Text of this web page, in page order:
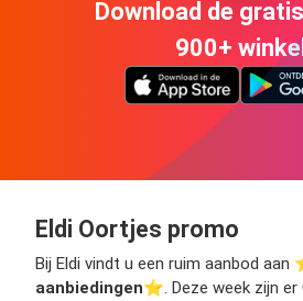
Download de
900+
Eldi Oortjes promo
Bij Eldi vindt u een ruim aanbod aan
aanbiedingen⭐️. Deze week zijn er